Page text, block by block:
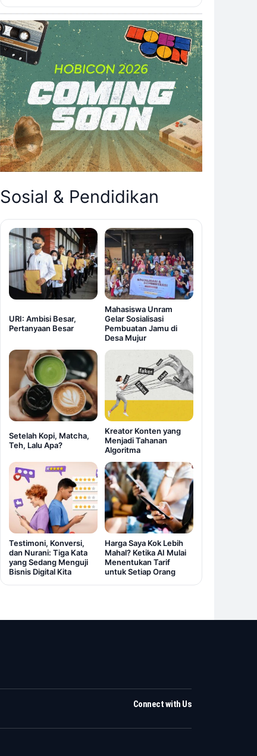
Sosial & Pendidikan
URI: Ambisi Besar,
Pertanyaan Besar
Mahasiswa Unram
Gelar Sosialisasi
Pembuatan Jamu di
Desa Mujur
Setelah Kopi, Matcha,
Teh, Lalu Apa?
Kreator Konten yang
Menjadi Tahanan
Algoritma
Testimoni, Konversi,
dan Nurani: Tiga Kata
yang Sedang Menguji
Bisnis Digital Kita
Harga Saya Kok Lebih
Mahal? Ketika AI Mulai
Menentukan Tarif
untuk Setiap Orang
Connect with Us